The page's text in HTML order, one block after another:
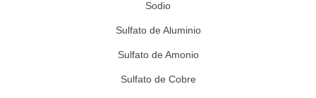
Sodio
Sulfato de Aluminio
Sulfato de Amonio
Sulfato de Cobre